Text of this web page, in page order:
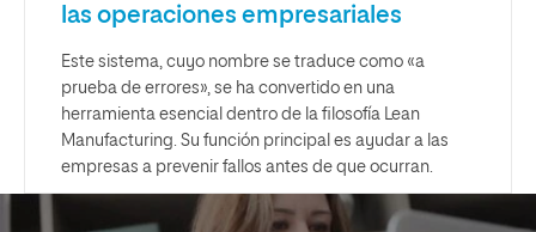
las operaciones empresariales
Este sistema, cuyo nombre se traduce como «a
prueba de errores», se ha convertido en una
herramienta esencial dentro de la filosofía Lean
Manufacturing. Su función principal es ayudar a las
empresas a prevenir fallos antes de que ocurran.